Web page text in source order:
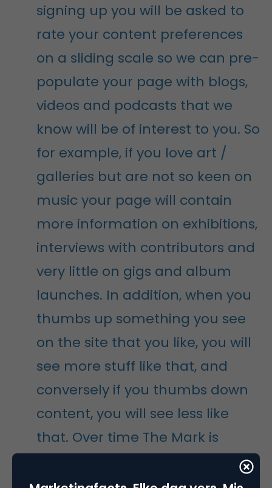
signing up you will be asked to
rate your content preferences
on a sliding scale so we can pre-
populate your page with blogs,
videos and podcasts that we
know will be of interest to you. So
for example, if you love art /
galleries but are not so keen on
music your page will contain
more information on exhibitions,
interviews with contributors and
very little on gigs and album
launches. In addition, when you
thumbs up something you see
on the site that you like, you will
see more stuff like that, and
conversely if you thumbs down
content, you will see less like
that. Over time The Mark is
designed to make what appears